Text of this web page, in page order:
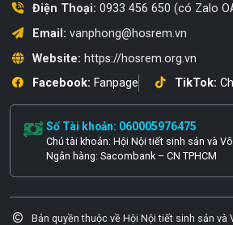
Điện Thoại: 0933 456 650 (có Zalo
Email: vanphong@hosrem.vn
Website: https://hosrem.org.vn
Facebook: Fanpage TikTok:
Số Tài khoản: 060005976475
Chủ tài khoản: Hội Nội tiết sinh sản và
Ngân hàng: Sacombank – CN TPHCM
Bản quyền thuộc về Hội Nội tiết sinh sản và